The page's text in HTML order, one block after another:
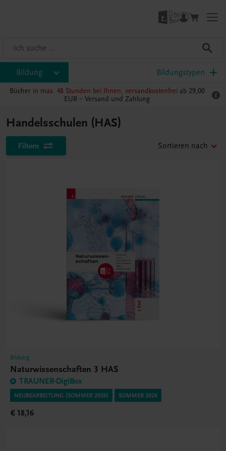
Bildung Bildungstypen
Bücher in max. 48 Stunden bei Ihnen, versandkostenfrei ab 29,00
EUR – Versand und Zahlung
Handelsschulen (HAS)
Filtern Sortieren nach
Bildung
Naturwissenschaften 3 HAS
TRAUNER-DigiBox
NEUBEARBEITUNG (SOMMER 2026) SOMMER 2026
€ 18,16